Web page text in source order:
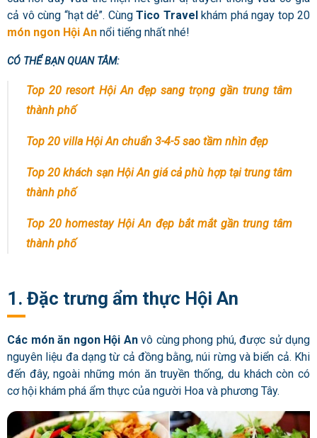
cả vô cùng “hạt dẻ”. Cùng Tico Travel khám phá ngay top 20
món ngon Hội An nổi tiếng nhất nhé!
CÓ THỂ BẠN QUAN TÂM:
Top 20 resort Hội An đẹp sang trọng gần trung tâm
thành phố
Top 20 villa Hội An chuẩn 3-4-5 sao tầm nhìn đẹp
Top 20 khách sạn Hội An giá cả phù hợp tại trung tâm
thành phố
Top 20 homestay Hội An đẹp bắt mắt gần trung tâm
thành phố
1. Đặc trưng ẩm thực Hội An
Các món ăn ngon Hội Anvô cùng phong phú, được sử dụng
nguyên liệu đa dạng từ cả đồng bằng, núi rừng và biển cả. Khi
đến đây, ngoài những món ăn truyền thống, du khách còn có
cơ hội khám phá ẩm thực của người Hoa và phương Tây.